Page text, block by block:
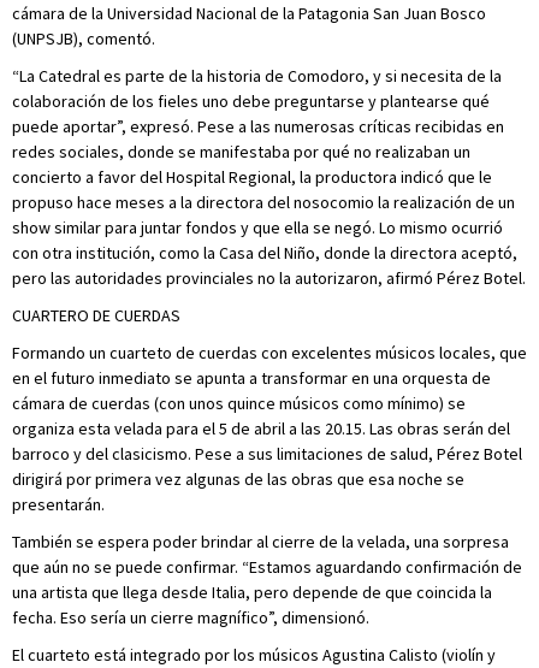
cámara de la Universidad Nacional de la Patagonia San Juan Bosco
(UNPSJB), comentó.
“La Catedral es parte de la historia de Comodoro, y si necesita de la
colaboración de los fieles uno debe preguntarse y plantearse qué
puede aportar”, expresó. Pese a las numerosas críticas recibidas en
redes sociales, donde se manifestaba por qué no realizaban un
concierto a favor del Hospital Regional, la productora indicó que le
propuso hace meses a la directora del nosocomio la realización de un
show similar para juntar fondos y que ella se negó. Lo mismo ocurrió
con otra institución, como la Casa del Niño, donde la directora aceptó,
pero las autoridades provinciales no la autorizaron, afirmó Pérez Botel.
CUARTERO DE CUERDAS
Formando un cuarteto de cuerdas con excelentes músicos locales, que
en el futuro inmediato se apunta a transformar en una orquesta de
cámara de cuerdas (con unos quince músicos como mínimo) se
organiza esta velada para el 5 de abril a las 20.15. Las obras serán del
barroco y del clasicismo. Pese a sus limitaciones de salud, Pérez Botel
dirigirá por primera vez algunas de las obras que esa noche se
presentarán.
También se espera poder brindar al cierre de la velada, una sorpresa
que aún no se puede confirmar. “Estamos aguardando confirmación de
una artista que llega desde Italia, pero depende de que coincida la
fecha. Eso sería un cierre magnífico”, dimensionó.
El cuarteto está integrado por los músicos Agustina Calisto (violín y